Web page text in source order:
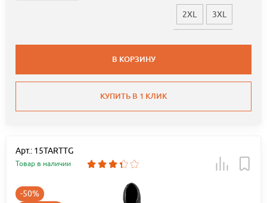
2XL 3XL
В КОРЗИНУ
КУПИТЬ В 1 КЛИК
Арт.: 15TARTTG
Товар в наличии
-50%